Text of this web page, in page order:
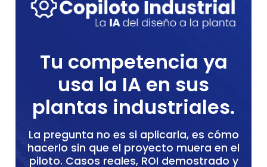
Tu competencia ya
usa la IA en sus
plantas industriales.
La pregunta no es si aplicarla, es cómo
hacerlo sin que el proyecto muera en el
piloto. Casos reales, ROI demostrado y